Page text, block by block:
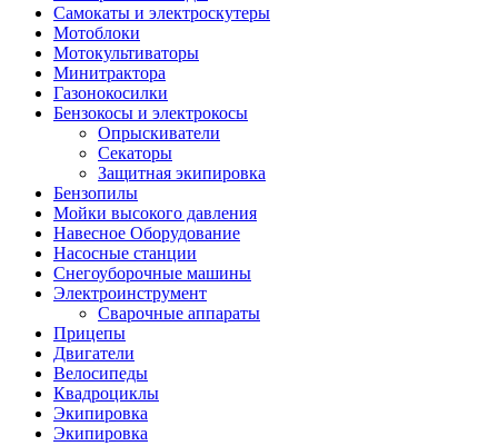
Самокаты и электроскутеры
Мотоблоки
Мотокультиваторы
Минитрактора
Газонокосилки
Бензокосы и электрокосы
Опрыскиватели
Секаторы
Защитная экипировка
Бензопилы
Мойки высокого давления
Навесное Оборудование
Насосные станции
Снегоуборочные машины
Электроинструмент
Сварочные аппараты
Прицепы
Двигатели
Велосипеды
Квадроциклы
Экипировка
Экипировка